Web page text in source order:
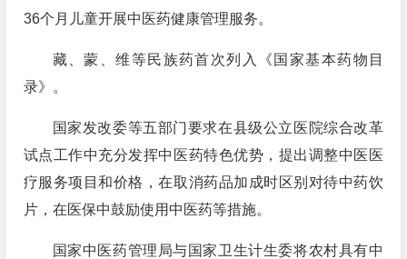
36个月儿童开展中医药健康管理服务。
藏、蒙、维等民族药首次列入《国家基本药物目
录》。
国家发改委等五部门要求在县级公立医院综合改革
试点工作中充分发挥中医药特色优势，提出调整中医医
疗服务项目和价格，在取消药品加成时区别对待中药饮
片，在医保中鼓励使用中医药等措施。
国家中医药管理局与国家卫生计生委将农村具有中